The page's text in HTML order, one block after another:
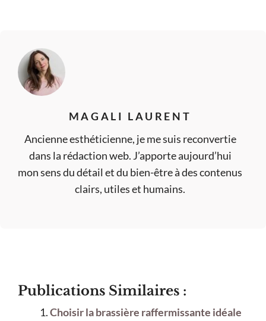
MAGALI LAURENT
Ancienne esthéticienne, je me suis reconvertie
dans la rédaction web. J’apporte aujourd’hui
mon sens du détail et du bien-être à des contenus
clairs, utiles et humains.
Publications Similaires :
Choisir la brassière raffermissante idéale